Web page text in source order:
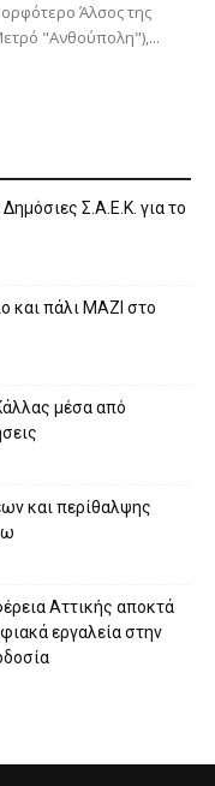
Άλσος της
"Ανθούπολη"),...
Σ.Α.Ε.Κ. για το
και πάλι ΜΑΖΙ στο
μέσα από
και περίθαλψης
Αττικής αποκτά
εργαλεία στην